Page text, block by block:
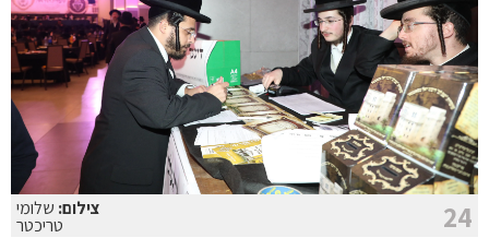
24 צילום: שלומי
טריכטר